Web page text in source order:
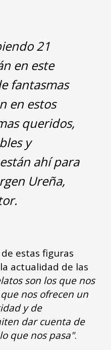
21
en este
fantasmas
en estos
queridos,
y
ahí para
Ureña,
estas figuras
actualidad de las
son los que nos
nos ofrecen un
y de
dar cuenta de
que nos pasa".